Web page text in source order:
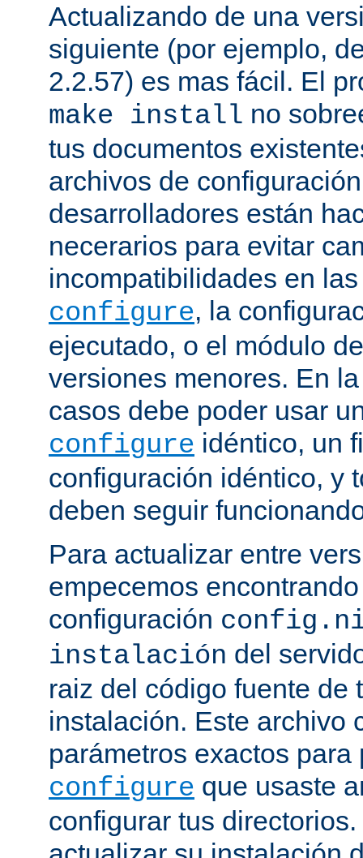
Actualizando de una
siguiente (por ejemplo,
2.2.57) es mas fácil. El
make install no
tus documentos
archivos de
desarrolladores están
necerarios para evitar
incompatibilidades en
configure, la
ejecutado, o el módulo
versiones menores. En
casos debe poder usar
configure idéntico, un
configuración idéntico, y
deben seguir
Para actualizar entre
empecemos
configuración
instalación del
raiz del código fuente de
instalación. Este archivo
parámetros exactos para
configure que usaste
configurar tus